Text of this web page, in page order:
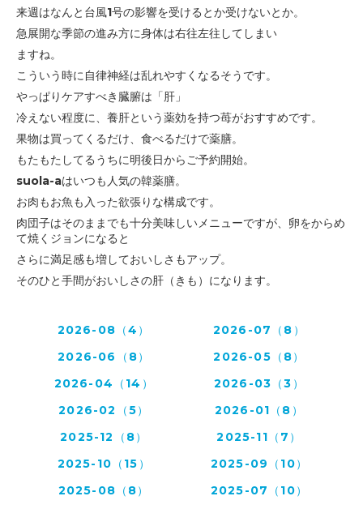
来週はなんと台風1号の影響を受けるとか受けないとか。
急展開な季節の進み方に身体は右往左往してしまい
ますね。
こういう時に自律神経は乱れやすくなるそうです。
やっぱりケアすべき臓腑は「肝」
冷えない程度に、養肝という薬効を持つ苺がおすすめです。
果物は買ってくるだけ、食べるだけで薬膳。
もたもたしてるうちに明後日からご予約開始。
suola-aはいつも人気の韓薬膳。
お肉もお魚も入った欲張りな構成です。
肉団子はそのままでも十分美味しいメニューですが、卵をからめ
て焼くジョンになると
さらに満足感も増しておいしさもアップ。
そのひと手間がおいしさの肝（きも）になります。
2026-08（4）
2026-07（8）
2026-06（8）
2026-05（8）
2026-04（14）
2026-03（3）
2026-02（5）
2026-01（8）
2025-12（8）
2025-11（7）
2025-10（15）
2025-09（10）
2025-08（8）
2025-07（10）